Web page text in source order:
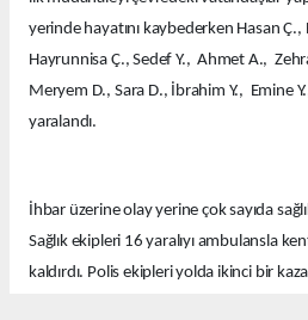
yerinde hayatını kaybederken Hasan Ç.,
Hayrunnisa Ç., Sedef Y., Ahmet A.,
Meryem D., Sara D., İbrahim Y., Emine
yaralandı.
İhbar üzerine olay yerine çok sayıda
Sağlık ekipleri 16 yaralıyı ambulansla
kaldırdı. Polis ekipleri yolda ikinci bir